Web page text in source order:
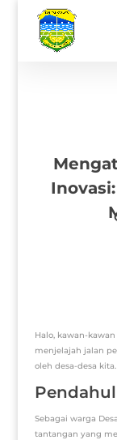
Halo, kawan-
menjelajah jalan
oleh desa-desa kita.
Sebagai warga
tantangan yang